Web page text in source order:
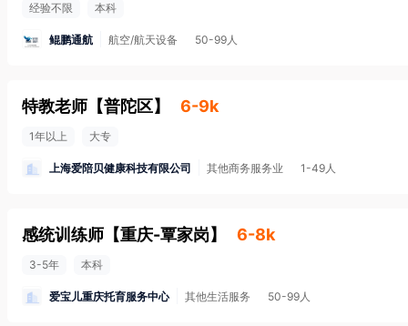
经验不限 本科
鲲鹏通航 航空/航天设备 50-99人
特教老师 【普陀区】 6-9k
1年以上 大专
上海爱陪贝健康科技有限公司 其他商务服务业 1-49人
感统训练师 【重庆-覃家岗】 6-8k
3-5年 本科
爱宝儿重庆托育服务中心 其他生活服务 50-99人